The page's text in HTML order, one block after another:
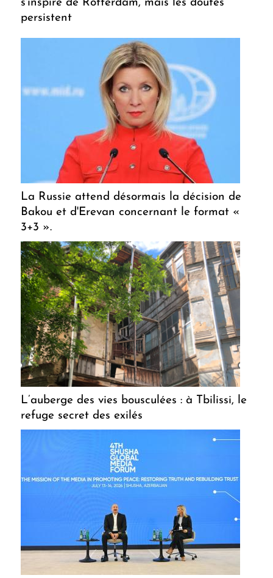
s'inspire de Rotterdam, mais les doutes
persistent
La Russie attend désormais la décision de
Bakou et d'Erevan concernant le format «
3+3 ».
L’auberge des vies bousculées : à Tbilissi, le
refuge secret des exilés